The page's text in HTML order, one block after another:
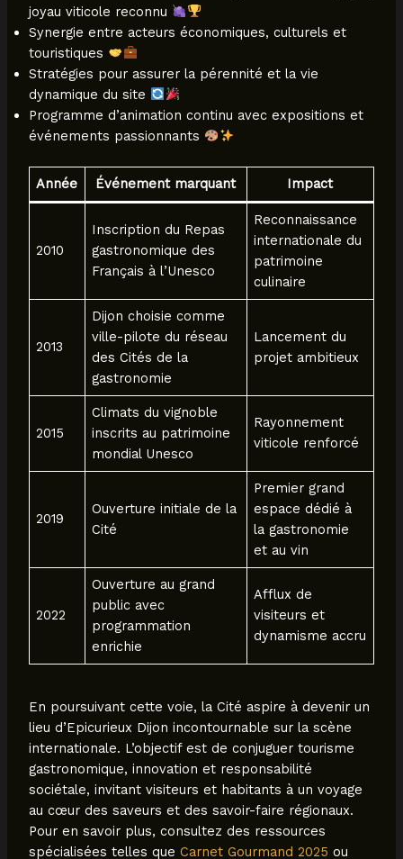
joyau viticole reconnu
Synergie entre acteurs économiques, culturels et
touristiques
Stratégies pour assurer la pérennité et la vie
dynamique du site
Programme d’animation continu avec expositions et
événements passionnants
Année Événement marquant Impact
2010
Inscription du Repas
gastronomique des
Français à l’Unesco
Reconnaissance
internationale du
patrimoine
culinaire
2013
Dijon choisie comme
ville-pilote du réseau
des Cités de la
gastronomie
Lancement du
projet ambitieux
2015
Climats du vignoble
inscrits au patrimoine
mondial Unesco
Rayonnement
viticole renforcé
2019
Ouverture initiale de la
Cité
Premier grand
espace dédié à
la gastronomie
et au vin
2022
Ouverture au grand
public avec
programmation
enrichie
Afflux de
visiteurs et
dynamisme accru
En poursuivant cette voie, la Cité aspire à devenir un
lieu d’Epicurieux Dijon incontournable sur la scène
internationale. L’objectif est de conjuguer tourisme
gastronomique, innovation et responsabilité
sociétale, invitant visiteurs et habitants à un voyage
au cœur des saveurs et des savoir-faire régionaux.
Pour en savoir plus, consultez des ressources
spécialisées telles que Carnet Gourmand 2025 ou